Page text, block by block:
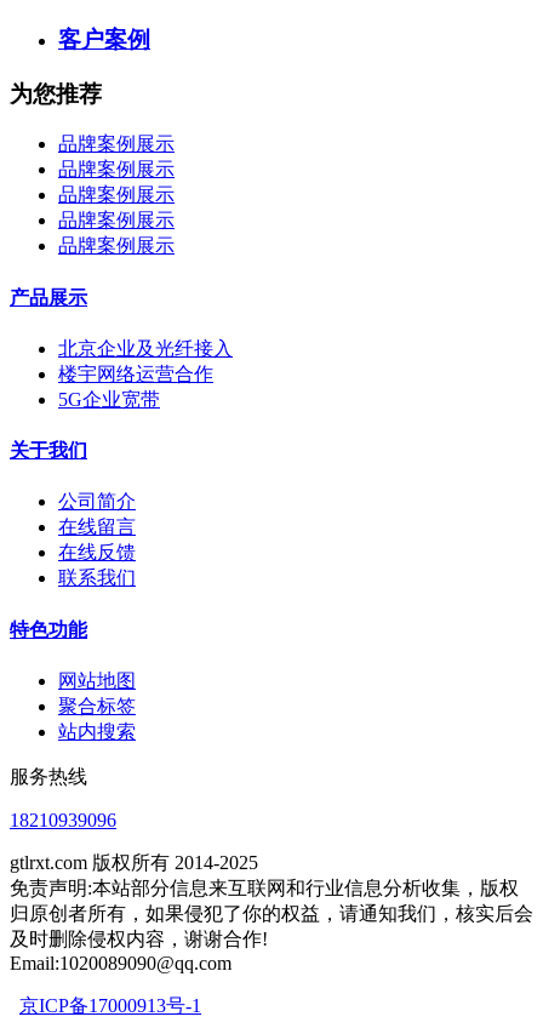
客户案例
为您推荐
品牌案例展示
品牌案例展示
品牌案例展示
品牌案例展示
品牌案例展示
产品展示
北京企业及光纤接入
楼宇网络运营合作
5G企业宽带
关于我们
公司简介
在线留言
在线反馈
联系我们
特色功能
网站地图
聚合标签
站内搜索
服务热线
18210939096
gtlrxt.com 版权所有 2014-2025
免责声明:本站部分信息来互联网和行业信息分析收集，版权
归原创者所有，如果侵犯了你的权益，请通知我们，核实后会
及时删除侵权内容，谢谢合作!
Email:1020089090@qq.com
京ICP备17000913号-1